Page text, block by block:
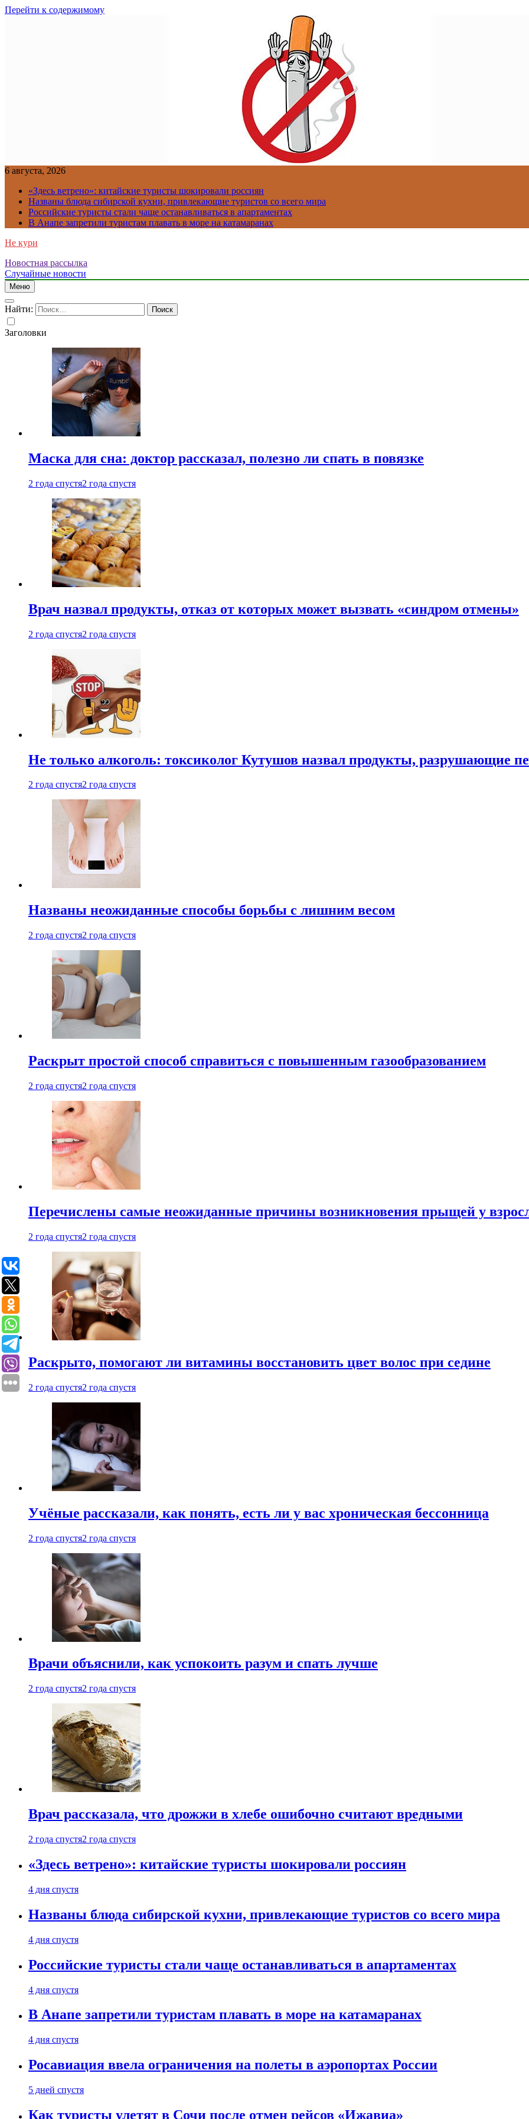
Перейти к содержимому
6 августа, 2026
«Здесь ветрено»: китайские туристы шокировали россиян
Названы блюда сибирской кухни, привлекающие туристов со всего мира
Российские туристы стали чаще останавливаться в апартаментах
В Анапе запретили туристам плавать в море на катамаранах
Не кури
Новостная рассылка
Случайные новости
Меню
Найти:
Заголовки
Маска для сна: доктор рассказал, полезно ли спать в повязке
2 года спустя2 года спустя
Врач назвал продукты, отказ от которых может вызвать «синдром отмены»
2 года спустя2 года спустя
Не только алкоголь: токсиколог Кутушов назвал продукты, разрушающие
2 года спустя2 года спустя
Названы неожиданные способы борьбы с лишним весом
2 года спустя2 года спустя
Раскрыт простой способ справиться с повышенным газообразованием
2 года спустя2 года спустя
Перечислены самые неожиданные причины возникновения прыщей у
2 года спустя2 года спустя
Раскрыто, помогают ли витамины восстановить цвет волос при седине
2 года спустя2 года спустя
Учёные рассказали, как понять, есть ли у вас хроническая бессонница
2 года спустя2 года спустя
Врачи объяснили, как успокоить разум и спать лучше
2 года спустя2 года спустя
Врач рассказала, что дрожжи в хлебе ошибочно считают вредными
2 года спустя2 года спустя
«Здесь ветрено»: китайские туристы шокировали россиян
4 дня спустя
Названы блюда сибирской кухни, привлекающие туристов со всего мира
4 дня спустя
Российские туристы стали чаще останавливаться в апартаментах
4 дня спустя
В Анапе запретили туристам плавать в море на катамаранах
4 дня спустя
Росавиация ввела ограничения на полеты в аэропортах России
5 дней спустя
Как туристы улетят в Сочи после отмен рейсов «Ижавиа»